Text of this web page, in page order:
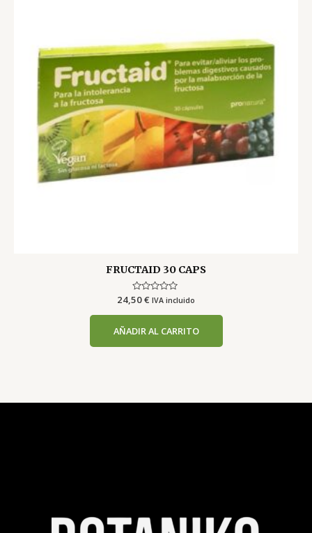
FRUCTAID 30 CAPS
Valorado
0
5
24,50€ IVA incluido
AÑADIR AL CARRITO